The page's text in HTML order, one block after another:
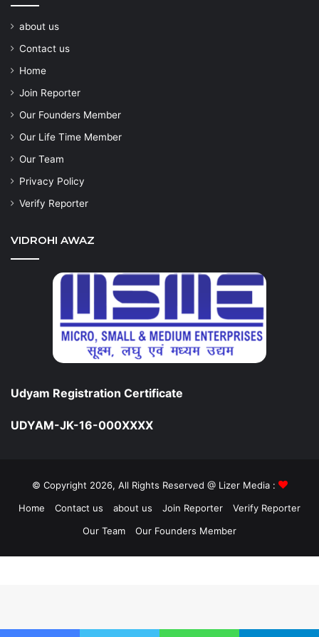
about us
Contact us
Home
Join Reporter
Our Founders Member
Our Life Time Member
Our Team
Privacy Policy
Verify Reporter
VIDROHI AWAZ
Udyam Registration Certificate
UDYAM-JK-16-000XXXX
© Copyright 2026, All Rights Reserved @ Lizer Media :
Home
Contact us about us Join Reporter
Verify Reporter
Our Team
Our Founders Member